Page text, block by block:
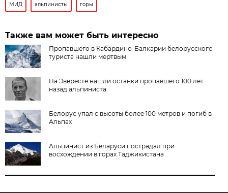
МИД альпинисты горы
Также вам может быть интересно
Пропавшего в Кабардино-Балкарии белорусского
туриста нашли мертвым
На Эвересте нашли останки пропавшего 100 лет
назад альпиниста
Белорус упал с высоты более 100 метров и погиб в
Альпах
Альпинист из Беларуси пострадал при
восхождении в горах Таджикистана